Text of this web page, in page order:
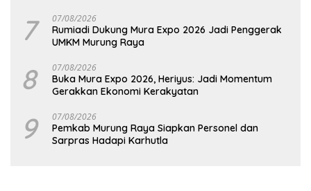
7 07/08/2026
Rumiadi Dukung Mura Expo 2026 Jadi Penggerak
UMKM Murung Raya
8 07/08/2026
Buka Mura Expo 2026, Heriyus: Jadi Momentum
Gerakkan Ekonomi Kerakyatan
9 07/08/2026
Pemkab Murung Raya Siapkan Personel dan
Sarpras Hadapi Karhutla